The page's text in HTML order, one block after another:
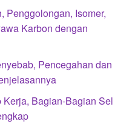
Penggolongan, Isomer,
Karbon dengan
Pencegahan dan
Bagian-Bagian Sel